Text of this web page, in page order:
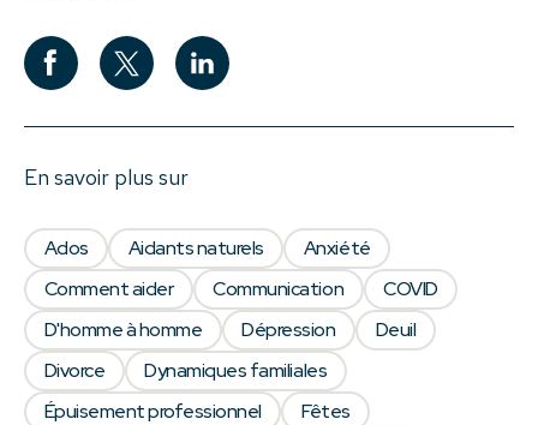
En savoir plus sur
Ados Aidants naturels
Anxiété
Comment aider
Communication
COVID
D'homme à homme
Dépression
Deuil
Divorce
Dynamiques familiales
Épuisement professionnel
Fêtes